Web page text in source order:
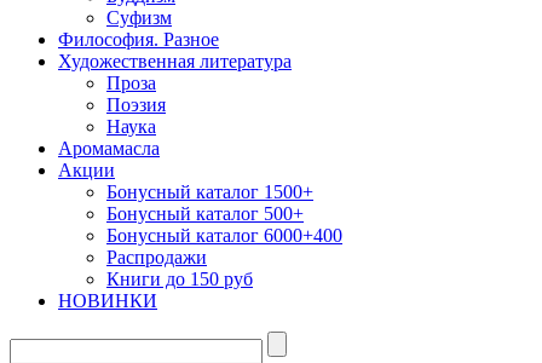
Суфизм
Философия. Разное
Художественная литература
Проза
Поэзия
Наука
Аромамасла
Акции
Бонусный каталог 1500+
Бонусный каталог 500+
Бонусный каталог 6000+400
Распродажи
Книги до 150 руб
НОВИНКИ